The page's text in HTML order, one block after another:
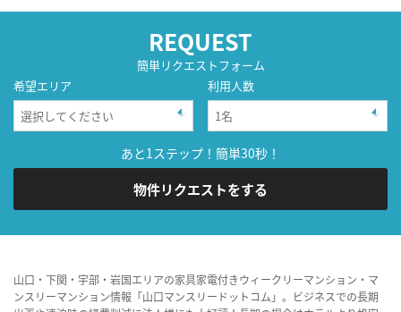
REQUEST
簡単リクエストフォーム
希望エリア
利用人数
あと1ステップ！簡単30秒！
物件リクエストをする
山口・下関・宇部・岩国エリアの家具家電付きウィークリーマンション・マ
ンスリーマンション情報「山口マンスリードットコム」。ビジネスでの長期